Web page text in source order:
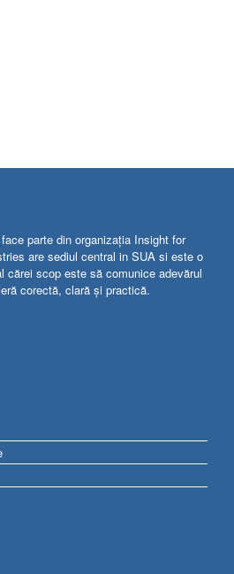
parte din organizația Insight for
are sediul central in SUA si este o
cărei scop este să comunice adevărul
corectă, clară și practică.